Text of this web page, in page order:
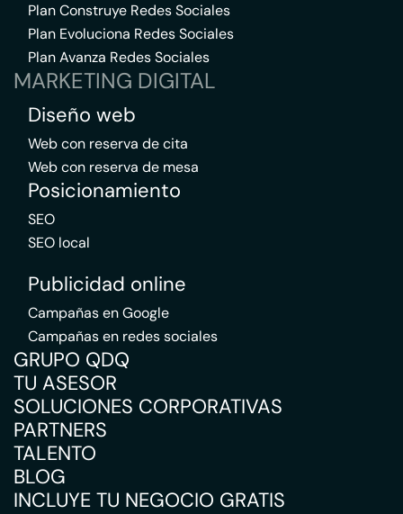
Plan Construye Redes Sociales
Plan Evoluciona Redes Sociales
Plan Avanza Redes Sociales
MARKETING DIGITAL
Diseño web
Web con reserva de cita
Web con reserva de mesa
Posicionamiento
SEO
SEO local
Publicidad online
Campañas en Google
Campañas en redes sociales
GRUPO QDQ
TU ASESOR
SOLUCIONES CORPORATIVAS
PARTNERS
TALENTO
BLOG
INCLUYE TU NEGOCIO GRATIS